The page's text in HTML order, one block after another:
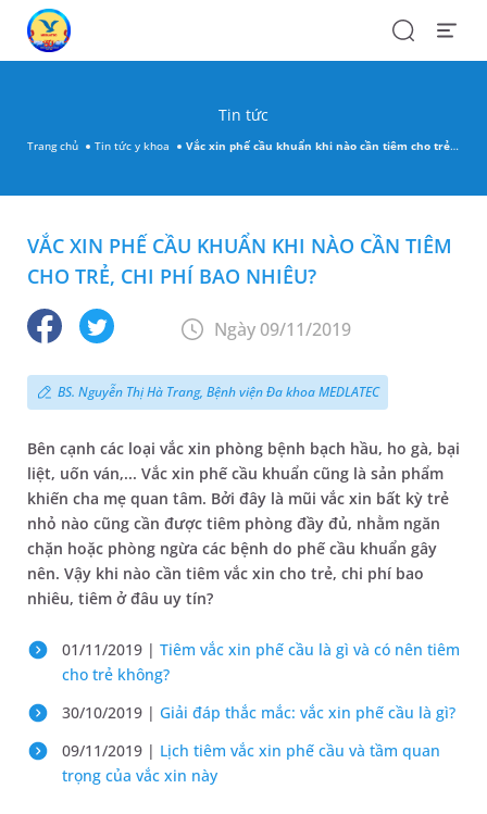
SearchOpen
Tin tức
Trang chủ Tin tức y khoa Vắc xin phế cầu khuẩn khi nào cần tiêm cho trẻ, chi phí bao nhiêu?
VẮC XIN PHẾ CẦU KHUẨN KHI NÀO CẦN TIÊM
CHO TRẺ, CHI PHÍ BAO NHIÊU?
Ngày 09/11/2019
BS. Nguyễn Thị Hà Trang, Bệnh viện Đa khoa MEDLATEC
Bên cạnh các loại vắc xin phòng bệnh bạch hầu, ho gà, bại
liệt, uốn ván,... Vắc xin phế cầu khuẩn cũng là sản phẩm
khiến cha mẹ quan tâm. Bởi đây là mũi vắc xin bất kỳ trẻ
nhỏ nào cũng cần được tiêm phòng đầy đủ, nhằm ngăn
chặn hoặc phòng ngừa các bệnh do phế cầu khuẩn gây
nên. Vậy khi nào cần tiêm vắc xin cho trẻ, chi phí bao
nhiêu, tiêm ở đâu uy tín?
01/11/2019 | Tiêm vắc xin phế cầu là gì và có nên tiêm
cho trẻ không?
30/10/2019 | Giải đáp thắc mắc: vắc xin phế cầu là gì?
09/11/2019 | Lịch tiêm vắc xin phế cầu và tầm quan
trọng của vắc xin này